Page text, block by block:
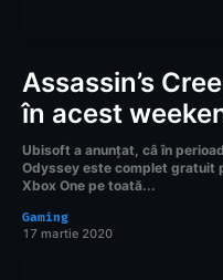
Assassin’s
în acest
Ubisoft a anunțat, câ în
Odyssey este complet gratuit
Xbox One pe toată...
Gaming
17 martie 2020